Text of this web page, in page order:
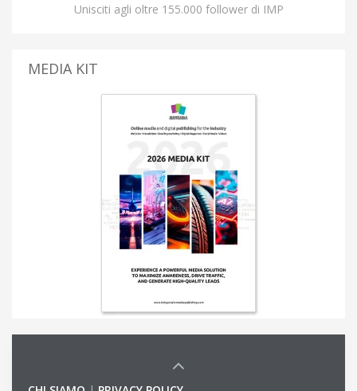
Unisciti agli oltre 155.000 follower di IMP
MEDIA KIT